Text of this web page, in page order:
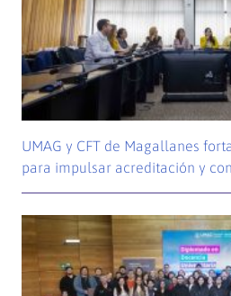
UMAG y CFT de Magallanes
para impulsar acreditación y